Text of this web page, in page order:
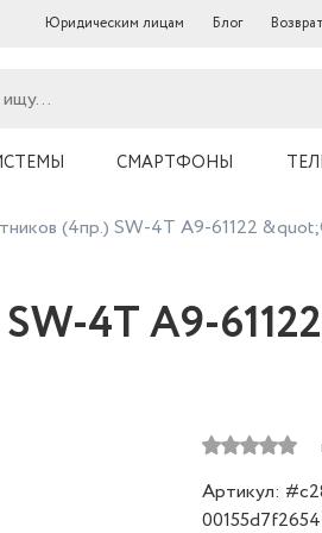
Юридическим лицам Блог Возврат
СМАРТФОНЫ
(4пр.) SW-4T A9-61122
4T A9-
Артикул:
00155d7f2654